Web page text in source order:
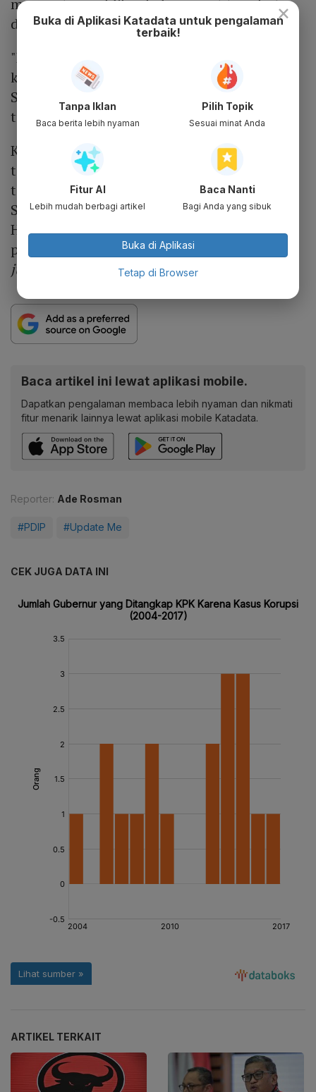
massa atau publik sebelum surat tersebut
diterima oleh Hasto.
"Kami menduga ini adalah upaya cipta
kondisi untuk mendapatkan simpati publik.
Semua dapat dilihat dan dinilai oleh publik,"
tutur Ronny.
KPK menetapkan Hasto Kristiyanto sebagai
tersangka terkait kasus suap Harun Masiku
terhadap mantan Komisioner KPU RI Wahyu
Setiawan. Selain itu, KPK juga menetapkan
Hasto Kristiyanto sebagai tersangka dugaan
perintangan penyidikan atau
justice
dalam kasus tersebut.
Baca artikel ini lewat aplikasi mobile.
Dapatkan pengalaman membaca lebih nyaman dan nikmati
fitur menarik lainnya lewat aplikasi mobile Katadata.
Reporter: Ade Rosman
#PDIP #Update Me
CEK JUGA DATA INI
ARTIKEL TERKAIT
×
Buka di Aplikasi Katadata untuk pengalaman
terbaik!
Tanpa Iklan
Baca berita lebih nyaman
Pilih Topik
Sesuai minat Anda
Fitur AI
Lebih mudah berbagi artikel
Baca Nanti
Bagi Anda yang sibuk
Buka di Aplikasi
Tetap di Browser